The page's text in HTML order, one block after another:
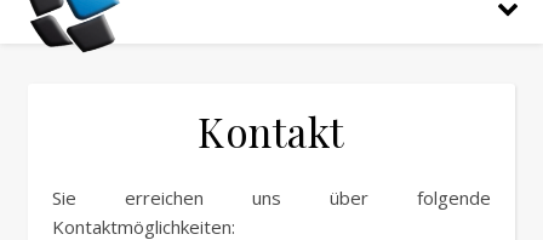
Kontakt
Sie erreichen uns über folgende
Kontaktmöglichkeiten: